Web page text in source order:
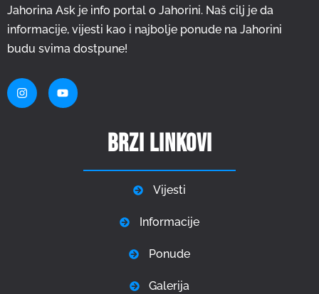
Jahorina Ask je info portal o Jahorini. Naš cilj je da
informacije, vijesti kao i najbolje ponude na Jahorini
budu svima dostpune!
Brzi linkovi
Vijesti
Informacije
Ponude
Galerija